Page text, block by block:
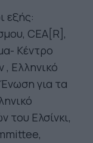
εξής:
CEA[R],
Κέντρο
, Ελληνικό
για τα
Ελσίνκι,